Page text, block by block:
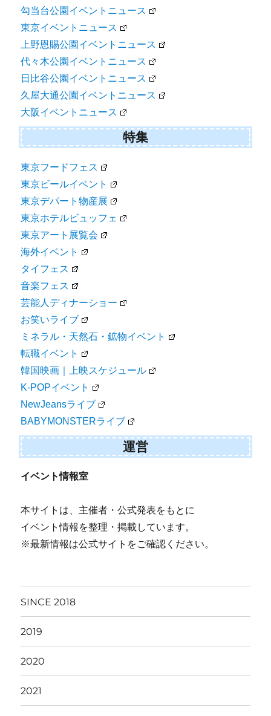
勾当台公園イベントニュース
東京イベントニュース
上野恩賜公園イベントニュース
代々木公園イベントニュース
日比谷公園イベントニュース
久屋大通公園イベントニュース
大阪イベントニュース
特集
東京フードフェス
東京ビールイベント
東京デパート物産展
東京ホテルビュッフェ
東京アート展覧会
海外イベント
タイフェス
音楽フェス
芸能人ディナーショー
お笑いライブ
ミネラル・天然石・鉱物イベント
転職イベント
韓国映画｜上映スケジュール
K-POPイベント
NewJeansライブ
BABYMONSTERライブ
運営
イベント情報室
本サイトは、主催者・公式発表をもとに
イベント情報を整理・掲載しています。
※最新情報は公式サイトをご確認ください。
SINCE 2018
2019
2020
2021